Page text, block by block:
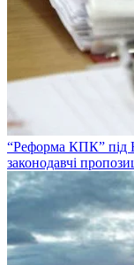
“Реформа КПК” під
законодавчі